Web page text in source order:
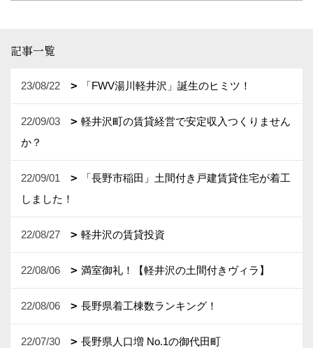
記事一覧
23/08/22 「FWV湯川軽井沢」誕生のヒミツ！
22/09/03
軽井沢町の賃貸経営で安定収入つくりません
か？
22/09/01
「長野市稲田」土間付き戸建賃貸住宅が着工
しました！
22/08/27 軽井沢の賃貸投資
22/08/06 満室御礼！【軽井沢の土間付きヴィラ】
22/08/06 長野県着工棟数ランキング！
22/07/30 長野県人口増 No.1の御代田町